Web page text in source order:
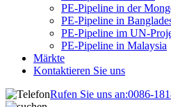
PE-Pipeline in der
PE-Pipeline in
PE-Pipeline im UN-
PE-Pipeline in Malaysia
Märkte
Kontaktieren Sie uns
Rufen Sie uns an:0086-